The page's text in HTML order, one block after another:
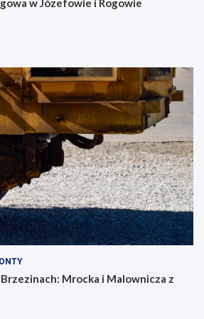
w Józefowie i Rogowie
Mrocka i Malownicza z